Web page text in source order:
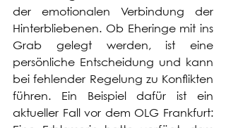
der emotionalen Verbindung der
Hinterbliebenen. Ob Eheringe mit ins
Grab gelegt werden, ist eine
persönliche Entscheidung und kann
bei fehlender Regelung zu Konflikten
führen. Ein Beispiel dafür ist ein
aktueller Fall vor dem OLG Frankfurt: